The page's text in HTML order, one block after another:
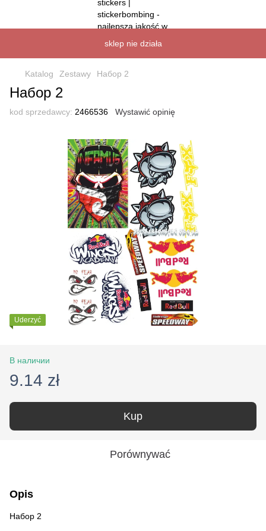
sklep nie działa
Katalog Zestawy Набор 2
Набор 2
kod sprzedawcy: 2466536 Wystawić opinię
Uderzyć
В наличии
9.14 zł
Kup
Porównywać
Opis
Набор 2